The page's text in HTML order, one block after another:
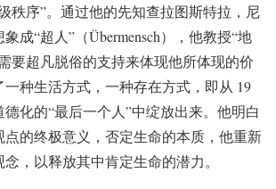
秩序”。通过他的先知查拉图斯特拉，尼
成“超人”（Übermensch），他教授“地
要超凡脱俗的支持来体现他所体现的价
种生活方式，一种存在方式，即从 19
化的“最后一个人”中绽放出来。他明白
点的终极意义，否定生命的本质，他重新
，以释放其中肯定生命的潜力。